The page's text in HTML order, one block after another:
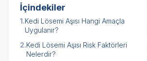
İçindekiler
1.Kedi Lösemi Aşısı Hangi Amaçla
Uygulanır?
2.Kedi Lösemi Aşısı Risk Faktörleri
Nelerdir?